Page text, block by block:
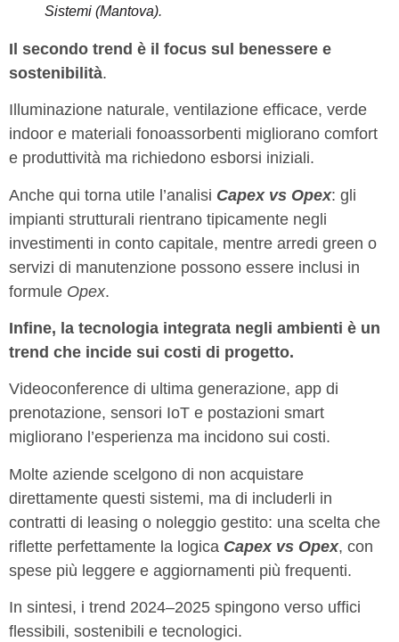
Sistemi (Mantova).
Il secondo trend è il focus sul benessere e
sostenibilità.
Illuminazione naturale, ventilazione efficace, verde
indoor e materiali fonoassorbenti migliorano comfort
e produttività ma richiedono esborsi iniziali.
Anche qui torna utile l’analisi Capex vs Opex: gli
impianti strutturali rientrano tipicamente negli
investimenti in conto capitale, mentre arredi green o
servizi di manutenzione possono essere inclusi in
formule Opex.
Infine, la tecnologia integrata negli ambienti è un
trend che incide sui costi di progetto.
Videoconference di ultima generazione, app di
prenotazione, sensori IoT e postazioni smart
migliorano l’esperienza ma incidono sui costi.
Molte aziende scelgono di non acquistare
direttamente questi sistemi, ma di includerli in
contratti di leasing o noleggio gestito: una scelta che
riflette perfettamente la logica Capex vs Opex, con
spese più leggere e aggiornamenti più frequenti.
In sintesi, i trend 2024–2025 spingono verso uffici
flessibili, sostenibili e tecnologici.